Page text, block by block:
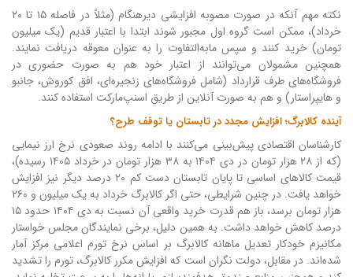
نکته مهم آنکه در صورت مصوبه افزایشی دیرهنگام (مثلاً در فاصله ۱۵ تا ۲۰
خرداد)، ممکن است گروه اول مجبور شوند ابتدا با اعتبار قدیم (یک میلیون
تومان) خرید کنند و سپس مابه‌التفاوت را به عنوان معوقه دریافت نمایند.
همچنین مشمولان می‌توانند از اعتبار خود هم به صورت حضوری در
فروشگاه‌های طرف قرارداد (شامل فروشگاه‌های زنجیره‌ای، افق کوروش، جانبو
و هایپراستار) و هم به صورت آنلاین از طریق اسنپ‌مارکت استفاده کنند.
آینده کالابرگ؛ افزایش مجدد در تابستان یا توقف طرح؟
کارشناسان اقتصادی پیش‌بینی می‌کنند با ادامه روند صعودی نرخ ارز نیمایی
(که از ۲۸ هزار تومان در دی ۱۴۰۴ به ۳۸ هزار تومان در خرداد ۱۴۰۵ رسیده)،
قیمت کالاهای اساسی تا پایان تابستان دست کم ۲۰ درصد دیگر نیز افزایش
خواهد یافت. در چنین شرایطی، حتی اگر کالابرگ خرداد به یک میلیون و ۲۶۰
هزار تومان برسد، باز هم قدرت خرید واقعی آن نسبت به دی ۱۴۰۴ حدود ۱۵
درصد کاهش خواهد داشت. به همین دلیل، برخی نمایندگان مجلس خواستار
مکانیزم خودکار تعدیل ماهانه کالابرگ بر اساس نرخ تورم اعلامی مرکز آمار
شده‌اند. در مقابل، دولت نگران است که افزایش مکرر کالابرگ، تورم را تشدید